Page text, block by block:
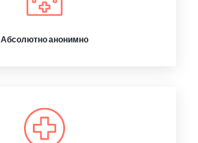
Абсолютно анонимно